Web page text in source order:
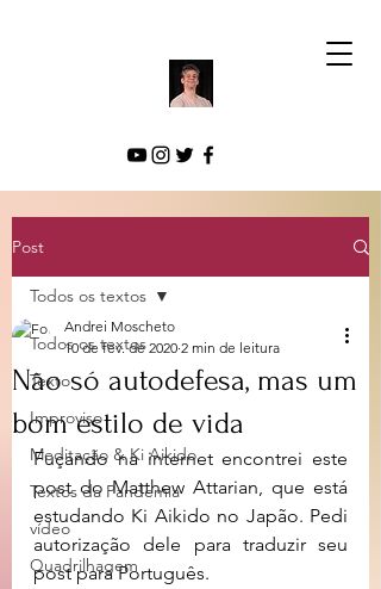
Post
Todos os textos
Texto
Improviso
Meditação & Ki Aikido
Textos da Pandemia
vídeo
Quadrilhagem
Todos os textos
Não só autodefesa, mas um
bom estilo de vida
Andrei Moscheto
10 de fev. de 2020 2 min de leitura
Fuçando na internet encontrei este
post do Matthew Attarian, que está
estudando Ki Aikido no Japão. Pedi
autorização dele para traduzir seu
post para Português.